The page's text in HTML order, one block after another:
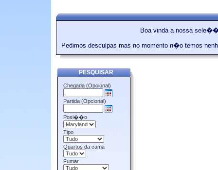
Boa vinda a nossa
Pedimos desculpas mas no momento n�o temos
PESQUISAR
Chegada (Opcional)
Partida (Opcional)
Posi��o
Tipo
Quartos da cama
Fumar